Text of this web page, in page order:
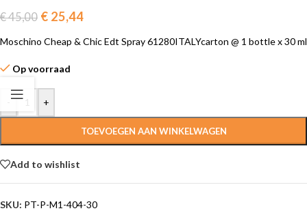
€45,00 € 25,44
Moschino Cheap & Chic Edt Spray 61280ITALYcarton @ 1 bottle x 30 ml
Op voorraad
+
TOEVOEGEN AAN WINKELWAGEN
Add to wishlist
SKU: PT-P-M1-404-30